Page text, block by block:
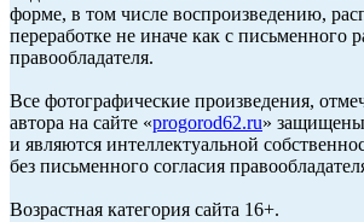
форме, в том числе воспроизведению,
переработке не иначе как с письменного
правообладателя.
Все фотографические произведения,
автора на сайте «progorod62.ru»
и являются интеллектуальной
без письменного согласия
Возрастная категория сайта 16+.